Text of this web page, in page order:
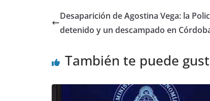
Desaparición de Agostina Vega: la
detenido y un descampado en
También te puede